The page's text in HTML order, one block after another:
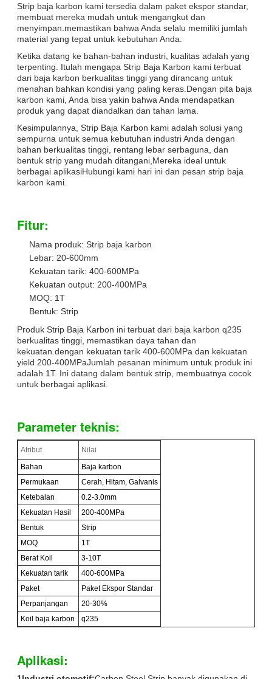
Strip baja karbon kami tersedia dalam paket ekspor standar,
membuat mereka mudah untuk mengangkut dan
menyimpan.memastikan bahwa Anda selalu memiliki jumlah
material yang tepat untuk kebutuhan Anda.
Ketika datang ke bahan-bahan industri, kualitas adalah yang
terpenting. Itulah mengapa Strip Baja Karbon kami terbuat
dari baja karbon berkualitas tinggi yang dirancang untuk
menahan bahkan kondisi yang paling keras.Dengan pita baja
karbon kami, Anda bisa yakin bahwa Anda mendapatkan
produk yang dapat diandalkan dan tahan lama.
Kesimpulannya, Strip Baja Karbon kami adalah solusi yang
sempurna untuk semua kebutuhan industri Anda dengan
bahan berkualitas tinggi, rentang lebar serbaguna, dan
bentuk strip yang mudah ditangani,Mereka ideal untuk
berbagai aplikasiHubungi kami hari ini dan pesan strip baja
karbon kami.
Fitur:
Nama produk: Strip baja karbon
Lebar: 20-600mm
Kekuatan tarik: 400-600MPa
Kekuatan output: 200-400MPa
MOQ: 1T
Bentuk: Strip
Produk Strip Baja Karbon ini terbuat dari baja karbon q235
berkualitas tinggi, memastikan daya tahan dan
kekuatan.dengan kekuatan tarik 400-600MPa dan kekuatan
yield 200-400MPaJumlah pesanan minimum untuk produk ini
adalah 1T. Ini datang dalam bentuk strip, membuatnya cocok
untuk berbagai aplikasi.
Parameter teknis:
Atribut
Nilai
Bahan
Baja karbon
Permukaan
Cerah, Hitam, Galvanis
Ketebalan
0.2-3.0mm
Kekuatan Hasil
200-400MPa
Bentuk
Strip
MOQ
1T
Berat Koil
3-10T
Kekuatan tarik
400-600MPa
Paket
Paket Ekspor Standar
Perpanjangan
20-30%
Koil baja karbon
q235
Aplikasi: